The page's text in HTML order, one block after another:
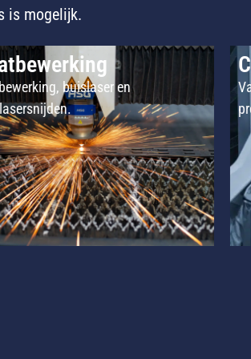
is mogelijk.
buislaser en